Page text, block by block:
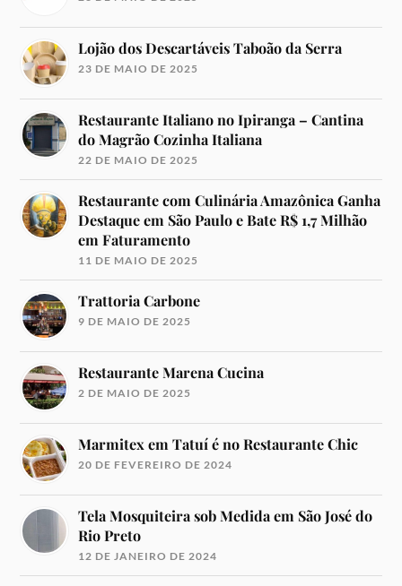
Lojão dos Descartáveis Taboão da Serra
23 DE MAIO DE 2025
Restaurante Italiano no Ipiranga – Cantina
do Magrão Cozinha Italiana
22 DE MAIO DE 2025
Restaurante com Culinária Amazônica Ganha
Destaque em São Paulo e Bate R$ 1,7 Milhão
em Faturamento
11 DE MAIO DE 2025
Trattoria Carbone
9 DE MAIO DE 2025
Restaurante Marena Cucina
2 DE MAIO DE 2025
Marmitex em Tatuí é no Restaurante Chic
20 DE FEVEREIRO DE 2024
Tela Mosquiteira sob Medida em São José do
Rio Preto
12 DE JANEIRO DE 2024